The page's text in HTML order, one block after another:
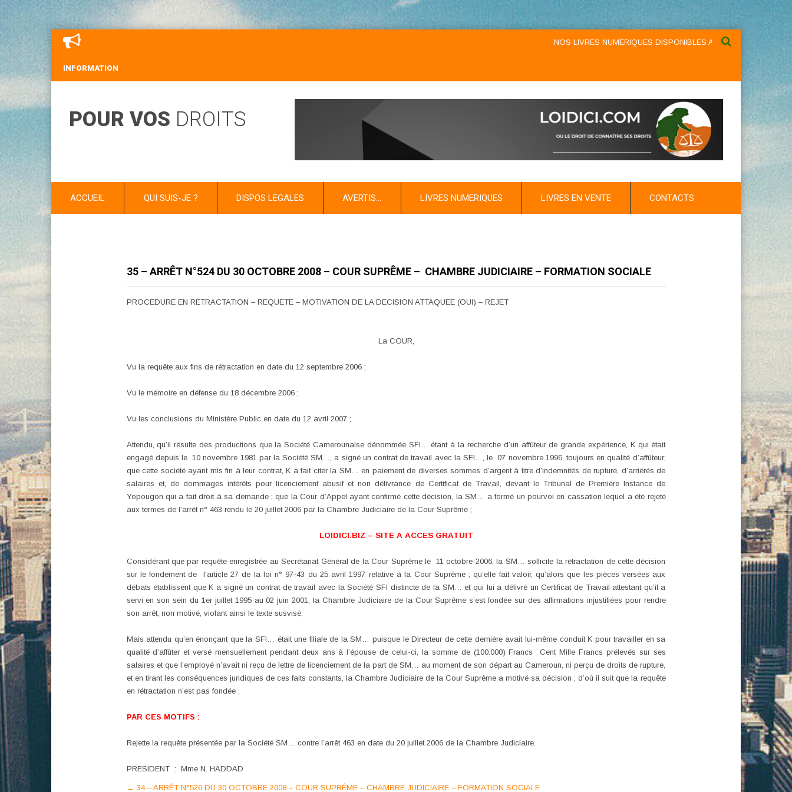
INFORMATION
NOS LIVRES NUMERIQUES DISPONIBLES AU NIVEAU DU MENU
POUR VOS DROITS
ACCUEIL QUI SUIS-JE ? DISPOS LEGALES AVERTIS… LIVRES NUMERIQUES LIVRES EN VENTE CONTACTS
35 – ARRÊT N°524 DU 30 OCTOBRE 2008 – COUR SUPRÊME – CHAMBRE JUDICIAIRE – FORMATION SOCIALE
PROCEDURE EN RETRACTATION – REQUETE – MOTIVATION DE LA DECISION ATTAQUEE (OUI) – REJET
La COUR,
Vu la requête aux fins de rétractation en date du 12 septembre 2006 ;
Vu le mémoire en défense du 18 décembre 2006 ;
Vu les conclusions du Ministère Public en date du 12 avril 2007 ;
Attendu, qu’il résulte des productions que la Société Camerounaise dénommée SFI… étant à la recherche d’un affûteur de grande expérience, K qui était
engagé depuis le 10 novembre 1981 par la Société SM…, a signé un contrat de travail avec la SFI…, le 07 novembre 1996, toujours en qualité d’affûteur;
que cette société ayant mis fin à leur contrat, K a fait citer la SM… en paiement de diverses sommes d’argent à titre d’indemnités de rupture, d’arriérés de
salaires et, de dommages intérêts pour licenciement abusif et non délivrance de Certificat de Travail, devant le Tribunal de Première Instance de
Yopougon qui a fait droit à sa demande ; que la Cour d’Appel ayant confirmé cette décision, la SM… a formé un pourvoi en cassation lequel a été rejeté
aux termes de l’arrêt n° 463 rendu le 20 juillet 2006 par la Chambre Judiciaire de la Cour Suprême ;
LOIDICI.BIZ – SITE A ACCES GRATUIT
Considérant que par requête enregistrée au Secrétariat Général de la Cour Suprême le 11 octobre 2006, la SM… sollicite la rétractation de cette décision
sur le fondement de l’article 27 de la loi n° 97-43 du 25 avril 1997 relative à la Cour Suprême ; qu’elle fait valoir, qu’alors que les pièces versées aux
débats établissent que K a signé un contrat de travail avec la Société SFI distincte de la SM… et qui lui a délivré un Certificat de Travail attestant qu’il a
servi en son sein du 1er juillet 1995 au 02 juin 2001, la Chambre Judiciaire de la Cour Suprême s’est fondée sur des affirmations injustifiées pour rendre
son arrêt, non motivé, violant ainsi le texte susvisé;
Mais attendu qu’en énonçant que la SFI… était une filiale de la SM… puisque le Directeur de cette dernière avait lui-même conduit K pour travailler en sa
qualité d’affûter et versé mensuellement pendant deux ans à l’épouse de celui-ci, la somme de (100.000) Francs Cent Mille Francs prélevés sur ses
salaires et que l’employé n’avait ni reçu de lettre de licenciement de la part de SM… au moment de son départ au Cameroun, ni perçu de droits de rupture,
et en tirant les conséquences juridiques de ces faits constants, la Chambre Judiciaire de la Cour Suprême a motivé sa décision ; d’où il suit que la requête
en rétractation n’est pas fondée ;
PAR CES MOTIFS :
Rejette la requête présentée par la Société SM… contre l’arrêt 463 en date du 20 juillet 2006 de la Chambre Judiciaire.
PRESIDENT : Mme N. HADDAD
← 34 – ARRÊT N°526 DU 30 OCTOBRE 2008 – COUR SUPRÊME – CHAMBRE JUDICIAIRE – FORMATION SOCIALE